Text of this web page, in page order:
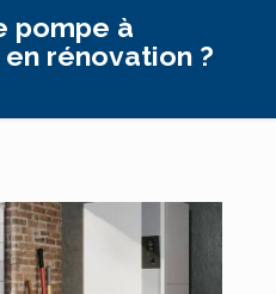
pompe à
rénovation ?